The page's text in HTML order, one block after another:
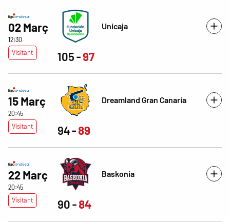
02 Març
12:30
Visitant
Unicaja
105 97
15 Març
20:45
Visitant
Dreamland Gran Canaria
94 89
22 Març
20:45
Visitant
Baskonia
90 84